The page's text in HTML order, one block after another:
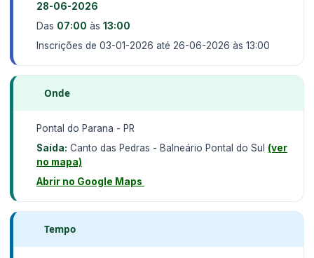
28-06-2026
Das 07:00 às 13:00
Inscrições de 03-01-2026 até 26-06-2026 às 13:00
Onde
Pontal do Parana - PR
Saída: Canto das Pedras - Balneário Pontal do Sul (ver
no mapa)
Abrir no Google Maps
Tempo